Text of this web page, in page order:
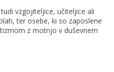
vzgojiteljice, učiteljice ali
ter osebe, ki so zaposlene
z motnjo v duševnem